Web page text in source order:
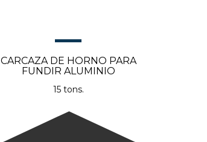
CARCAZA DE HORNO PARA
FUNDIR ALUMINIO
15 tons.